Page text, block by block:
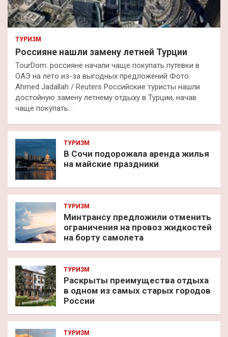
ТУРИЗМ
Россияне нашли замену летней Турции
TourDom: россияне начали чаще покупать путевки в
ОАЭ на лето из-за выгодных предложений Фото:
Ahmed Jadallah / Reuters Российские туристы нашли
достойную замену летнему отдыху в Турции, начав
чаще покупать…
ТУРИЗМ
В Сочи подорожала аренда жилья
на майские праздники
ТУРИЗМ
Минтрансу предложили отменить
ограничения на провоз жидкостей
на борту самолета
ТУРИЗМ
Раскрыты преимущества отдыха
в одном из самых старых городов
России
ТУРИЗМ